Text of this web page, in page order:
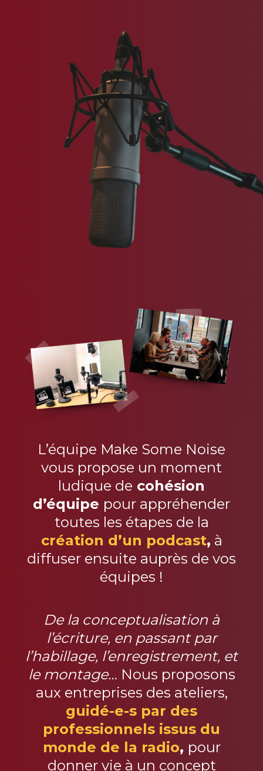
L’équipe Make Some Noise
vous propose un moment
ludique de cohésion
d’équipe pour appréhender
toutes les étapes de la
création d’un podcast, à
diffuser ensuite auprès de vos
équipes !
De la conceptualisation à
l’écriture, en passant par
l’habillage, l’enregistrement, et
le montage… Nous proposons
aux entreprises des ateliers,
guidé-e-s par des
professionnels issus du
monde de la radio, pour
donner vie à un concept